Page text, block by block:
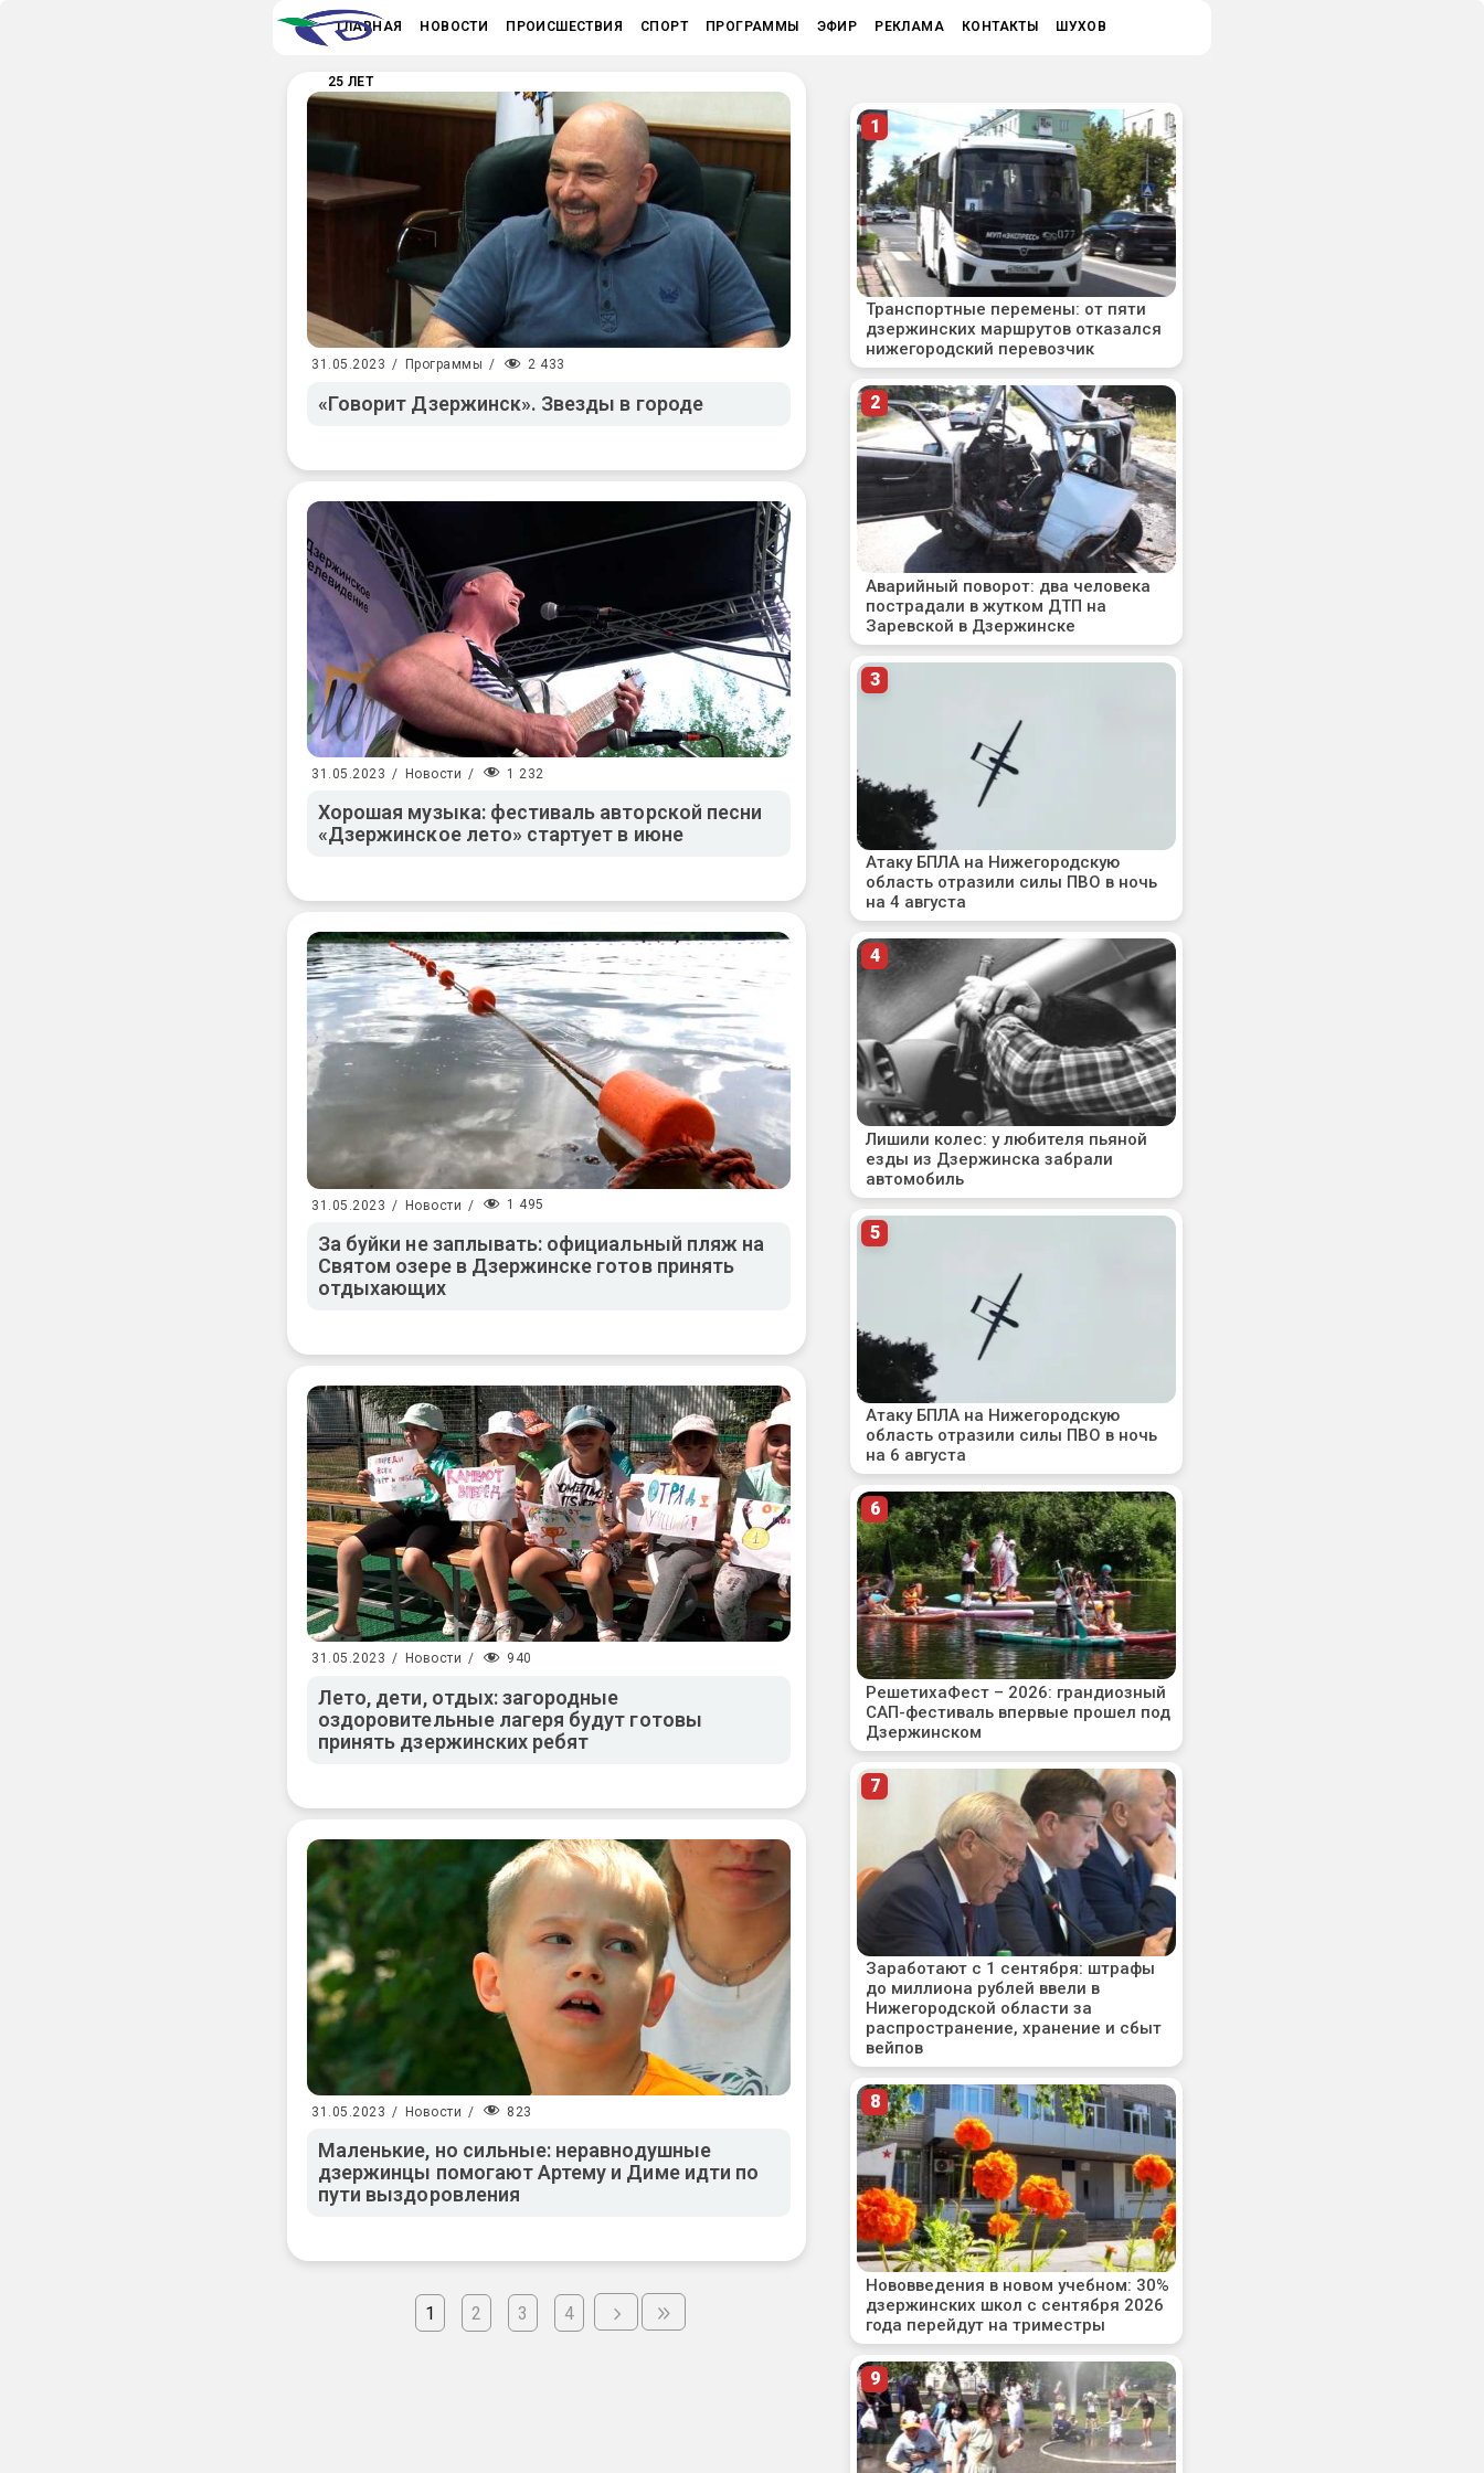
ГЛАВНАЯ НОВОСТИ ПРОИСШЕСТВИЯ СПОРТ ПРОГРАММЫ ЭФИР РЕКЛАМА КОНТАКТЫ ШУХОВ
25 ЛЕТ
31.05.2023 / Программы / 2 433
«Говорит Дзержинск». Звезды в городе
31.05.2023 / Новости / 1 232
Хорошая музыка: фестиваль авторской песни
«Дзержинское лето» стартует в июне
31.05.2023 / Новости / 1 495
За буйки не заплывать: официальный пляж на
Святом озере в Дзержинске готов принять
отдыхающих
31.05.2023 / Новости / 940
Лето, дети, отдых: загородные
оздоровительные лагеря будут готовы
принять дзержинских ребят
31.05.2023 / Новости / 823
Маленькие, но сильные: неравнодушные
дзержинцы помогают Артему и Диме идти по
пути выздоровления
1 2 3 4